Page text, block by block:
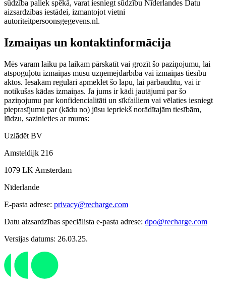
sūdzība paliek spēkā, varat iesniegt sūdzību Nīderlandes Datu
aizsardzības iestādei, izmantojot vietni
autoriteitpersoonsgegevens.nl.
Izmaiņas un kontaktinformācija
Mēs varam laiku pa laikam pārskatīt vai grozīt šo paziņojumu, lai
atspoguļotu izmaiņas mūsu uzņēmējdarbībā vai izmaiņas tiesību
aktos. Iesakām regulāri apmeklēt šo lapu, lai pārbaudītu, vai ir
notikušas kādas izmaiņas. Ja jums ir kādi jautājumi par šo
paziņojumu par konfidencialitāti un sīkfailiem vai vēlaties iesniegt
pieprasījumu par (kādu no) jūsu iepriekš norādītajām tiesībām,
lūdzu, sazinieties ar mums:
Uzlādēt BV
Amsteldijk 216
1079 LK Amsterdam
Nīderlande
E-pasta adrese: privacy@recharge.com
Datu aizsardzības speciālista e-pasta adrese: dpo@recharge.com
Versijas datums: 26.03.25.